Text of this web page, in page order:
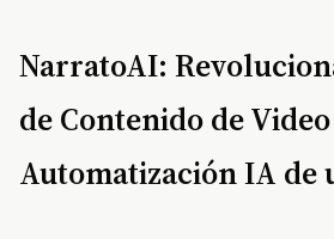
NarratoAI:
de Contenido de
Automatización IA de